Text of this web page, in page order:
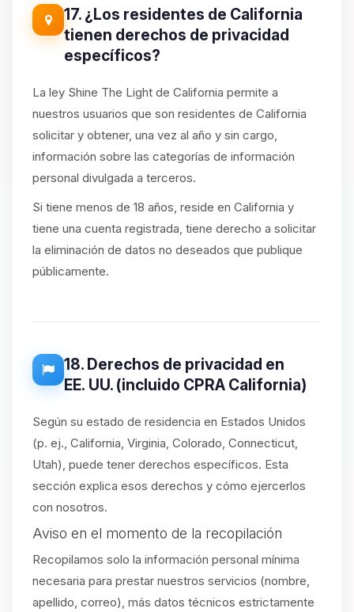
17. ¿Los residentes de California
tienen derechos de privacidad
específicos?
La ley Shine The Light de California permite a
nuestros usuarios que son residentes de California
solicitar y obtener, una vez al año y sin cargo,
información sobre las categorías de información
personal divulgada a terceros.
Si tiene menos de 18 años, reside en California y
tiene una cuenta registrada, tiene derecho a solicitar
la eliminación de datos no deseados que publique
públicamente.
18. Derechos de privacidad en
EE. UU. (incluido CPRA California)
Según su estado de residencia en Estados Unidos
(p. ej., California, Virginia, Colorado, Connecticut,
Utah), puede tener derechos específicos. Esta
sección explica esos derechos y cómo ejercerlos
con nosotros.
Aviso en el momento de la recopilación
Recopilamos solo la información personal mínima
necesaria para prestar nuestros servicios (nombre,
apellido, correo), más datos técnicos estrictamente